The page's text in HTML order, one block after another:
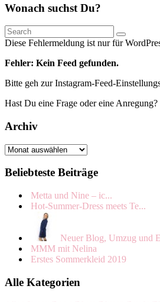
Wonach suchst Du?
Search
Diese Fehlermeldung ist nur für
Fehler: Kein Feed gefunden.
Bitte geh zur Instagram-Feed-
Hast Du eine Frage oder eine
Archiv
Archiv
Beliebteste Beiträge
Metta und Nine – ic...
Hot-Summer-Dress meets Te...
Neuer Blog, Umzug und
MMM mit Nelina
Erstes Sommerkleid 2019
Alle Kategorien